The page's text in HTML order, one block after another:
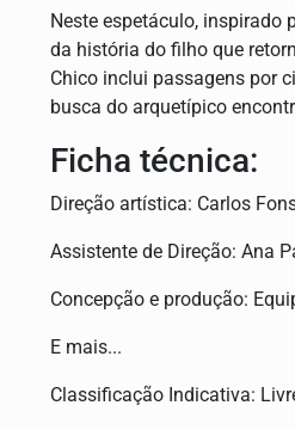
Neste espetáculo, inspirado
da história do filho que
Chico inclui passagens por
busca do arquetípico
Ficha técnica:
Direção artística: Carlos
Assistente de Direção: Ana
Concepção e produção:
E mais...
Classificação Indicativa: